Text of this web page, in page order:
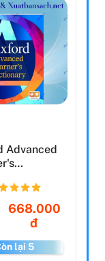
Advanced
- 1...
668.000
đ
lại 5